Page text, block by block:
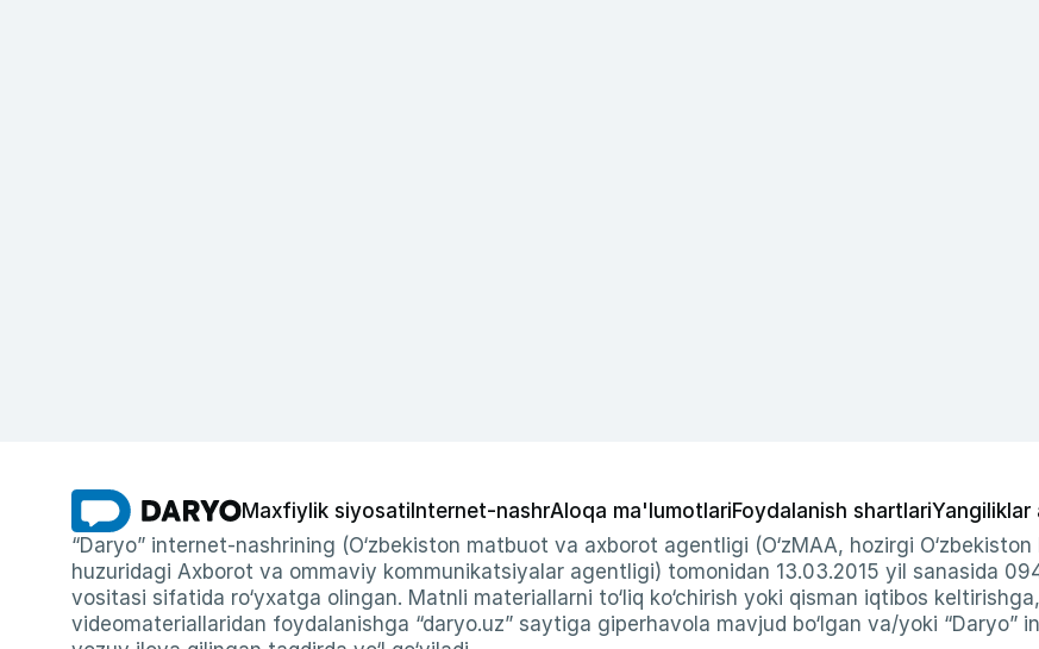
Maxfiylik siyosati Internet-nashrAloqa ma'lumotlariFoydalanish shartlariYangiliklar
“Daryo” internet-nashrining (O‘zbekiston matbuot va axborot agentligi (O‘zMAA, hozirgi
huzuridagi Axborot va ommaviy kommunikatsiyalar agentligi) tomonidan 13.03.2015 yil sanasida
vositasi sifatida ro‘yxatga olingan. Matnli materiallarni to‘liq ko‘chirish yoki qisman iqtibos
videomateriallaridan foydalanishga “daryo.uz” saytiga giperhavola mavjud bo‘lgan va/yoki “Daryo”